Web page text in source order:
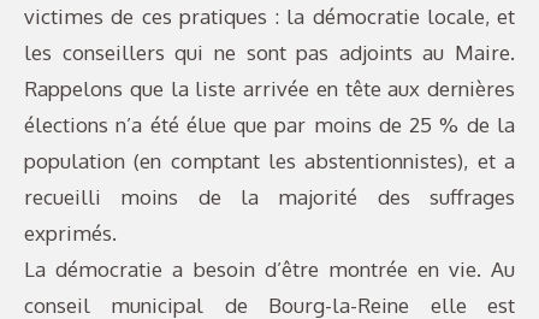
victimes de ces pratiques : la démocratie locale, et
les conseillers qui ne sont pas adjoints au Maire.
Rappelons que la liste arrivée en tête aux dernières
élections n’a été élue que par moins de 25 % de la
population (en comptant les abstentionnistes), et a
recueilli moins de la majorité des suffrages
exprimés.
La démocratie a besoin d’être montrée en vie. Au
conseil municipal de Bourg-la-Reine elle est